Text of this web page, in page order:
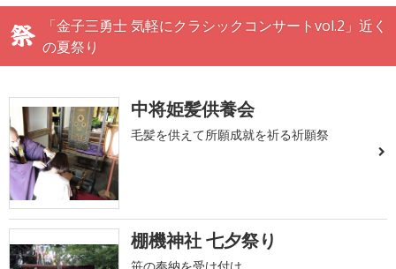
「金子三勇士 気軽にクラシックコンサートvol.2」近く
の夏祭り
中将姫髪供養会
毛髪を供えて所願成就を祈る祈願祭
棚機神社 七夕祭り